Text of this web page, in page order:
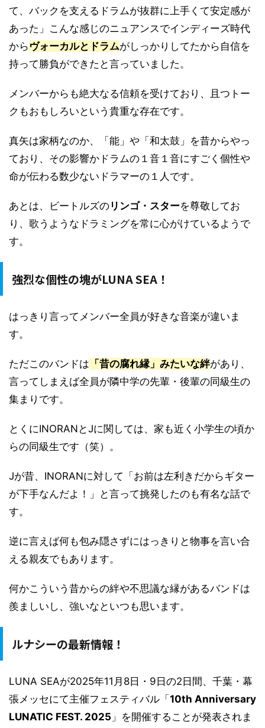
て、バックを支えるドラムが抜群に上手くて安定感が
あった」こんな感じのニュアンスでインディーズ時代
から ヴォーカルとドラムがしっかりしてたから自信を
持って勝負ができたと言っていました。
メンバーからも絶大なる信頼を受けており、且つトー
クもおもしろいという貴重な存在です。
真矢は家柄なのか、「能」や「和太鼓」を昔からやっ
ており、その影響かドラムの１音１音にすごく個性や
命が伝わる数少ないドラマーの１人です。
あとは、ビートルズの リンゴ・スターを尊敬してお
り、歌うようなドラミングを常に心がけているようで
す。
強烈な個性の塊がLUNA SEA！
はっきり言ってメンバー全員が好きな音楽が違いま
す。
ただこのバンドは 「昔の腐れ縁」みたいな絆があり、
言ってしまえば全員が隣中学の先輩・後輩の同級生の
集まりです。
とくにINORANとJに関しては、家も近く小学生の頃か
らの同級生です（笑）。
Jが昔、INORANに対して「お前は左利きだからギター
が下手なんだよ！」と言って挑発したのも有名な話で
す。
逆に言えば何も包み隠さずにはっきりと物事を言い合
える親友でもあります。
何かこういう昔からの絆や不思議な縁があるバンドは
羨ましいし、強いなといつも思います。
ルナシーの最新情報！
LUNA SEAが2025年11月8日・9日の2日間、千葉・幕
張メッセにて主催フェスティバル「 10th Anniversary
LUNATIC FEST. 2025 」を開催することが発表されま